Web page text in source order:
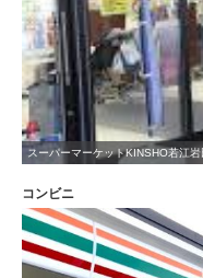
スーパーマーケットKINSHO若江岩
コンビニ